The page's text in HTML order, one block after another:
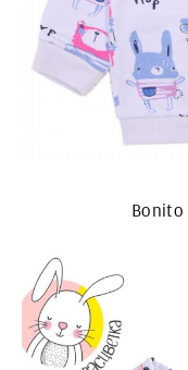
Bonito